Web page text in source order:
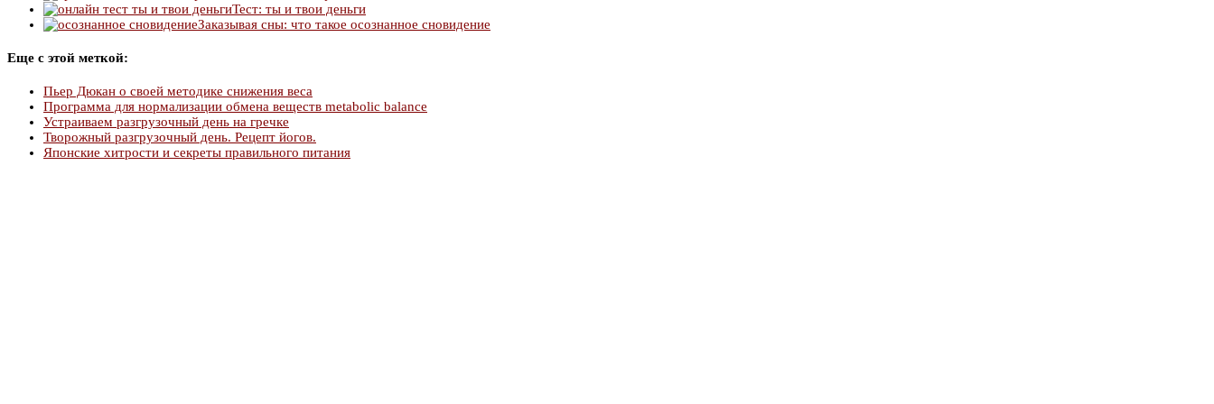
Тест: ты и твои деньги
Заказывая сны: что такое осознанное сновидение
Еще с этой меткой:
Пьер Дюкан о своей методике снижения веса
Программа для нормализации обмена веществ metabolic balance
Устраиваем разгрузочный день на гречке
Творожный разгрузочный день. Рецепт йогов.
Японские хитрости и секреты правильного питания